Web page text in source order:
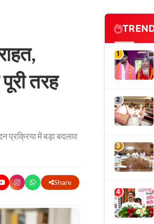
तरह
प्रक्रिया में बड़ा बदलाव
Share
1
2
3
4